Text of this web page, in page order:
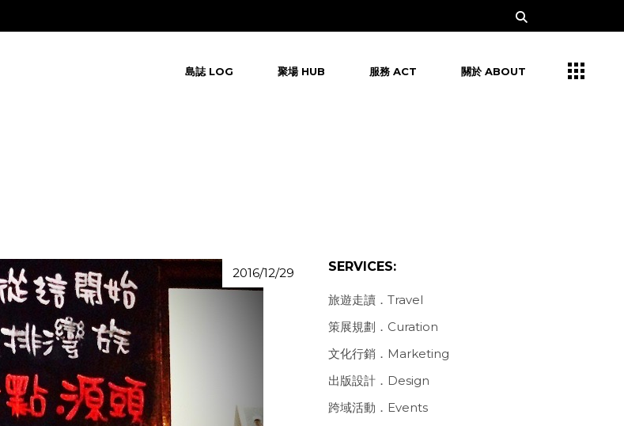
島誌 LOG 聚場 HUB 服務 ACT 關於 ABOUT
2016/12/29 SERVICES:
旅遊走讀．Travel
策展規劃．Curation
文化行銷．Marketing
出版設計．Design
跨域活動．Events